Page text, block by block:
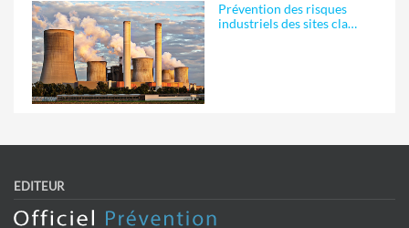
Prévention des risques
industriels des sites cla…
EDITEUR